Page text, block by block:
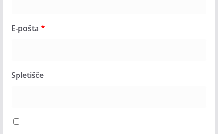
E-pošta *
Spletišče